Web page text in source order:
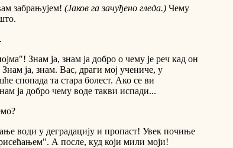
забрањујем! (Јаков га зачуђено гледа.) Чему
Знам ја, знам ја добро о чему је реч кад он
ја, знам. Вас, драги мој учениче, у
спопада та стара болест. Ако се ви
ја добро чему воде такви испади...
води у деградацију и пропаст! Увек почиње
А после, куд који мили моји!